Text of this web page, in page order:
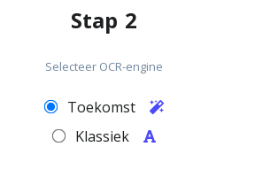
Stap 2
Selecteer OCR-engine
Toekomst
Klassiek